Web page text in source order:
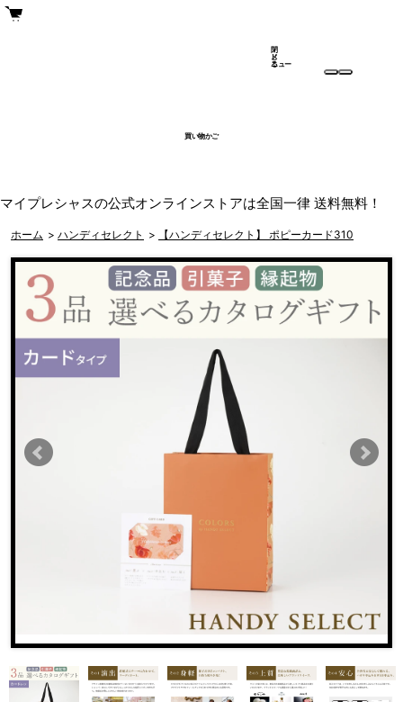
買い物かご
メ
ニュー
閉
じ
る
マイプレシャスの公式オンラインストアは全国一律 送料無料！
ホーム > ハンディセレクト > 【ハンディセレクト】 ポピーカード310